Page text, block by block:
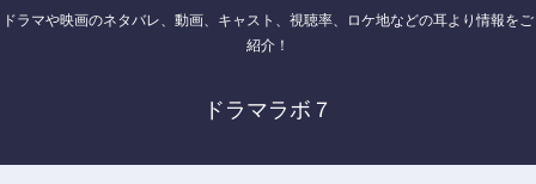
ドラマや映画のネタバレ、動画、キャスト、視聴率、ロケ地などの耳より情報をご
紹介！
ドラマラボ７